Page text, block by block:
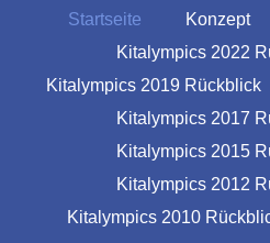
Startseite Konzept
Kitalympics 2022
Kitalympics 2019 Rückblick
Kitalympics 2017
Kitalympics 2015
Kitalympics 2012
Kitalympics 2010